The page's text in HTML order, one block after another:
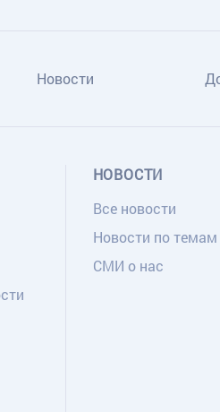
Новости
НОВОСТИ
Все новости
Новости по темам
СМИ о нас